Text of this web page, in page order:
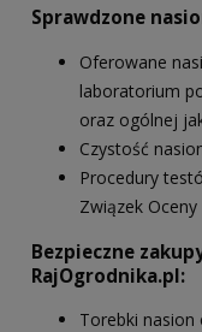
Sprawdzone
Oferowane
laboratorium
oraz ogólnej
Czystość
Procedury
Związek
Bezpieczne
RajOgrodnika.pl:
Torebki nasion